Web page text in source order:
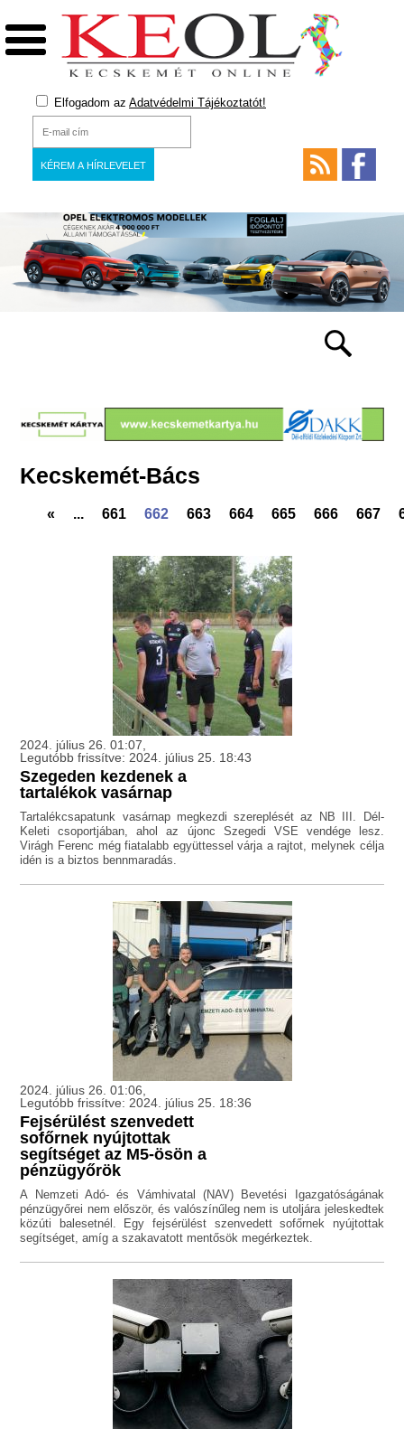
Elfogadom az Adatvédelmi Tájékoztatót!
Kecskemét-Bács
« ... 661 662 663 664 665 666 667
2024. július 26. 01:07,
Legutóbb frissítve: 2024. július 25. 18:43
Szegeden kezdenek a
tartalékok vasárnap
Tartalékcsapatunk vasárnap megkezdi szereplését az NB III. Dél-
Keleti csoportjában, ahol az újonc Szegedi VSE vendége lesz.
Virágh Ferenc még fiatalabb együttessel várja a rajtot, melynek célja
idén is a biztos bennmaradás.
2024. július 26. 01:06,
Legutóbb frissítve: 2024. július 25. 18:36
Fejsérülést szenvedett
sofőrnek nyújtottak
segítséget az M5-ösön a
pénzügyőrök
A Nemzeti Adó- és Vámhivatal (NAV) Bevetési Igazgatóságának
pénzügyőrei nem először, és valószínűleg nem is utoljára jeleskedtek
közúti balesetnél. Egy fejsérülést szenvedett sofőrnek nyújtottak
segítséget, amíg a szakavatott mentősök megérkeztek.